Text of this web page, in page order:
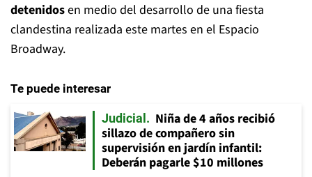
detenidosen medio del desarrollo de una fiesta
clandestina realizada este martes en el Espacio
Broadway.
Te puede interesar
Judicial
Niña de 4 años recibió
sillazo de compañero sin
supervisión en jardín infantil:
Deberán pagarle $10 millones